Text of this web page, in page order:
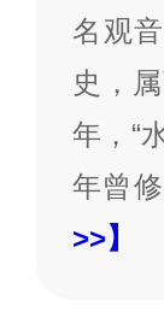
名观
史，
年，“
年曾
>>】